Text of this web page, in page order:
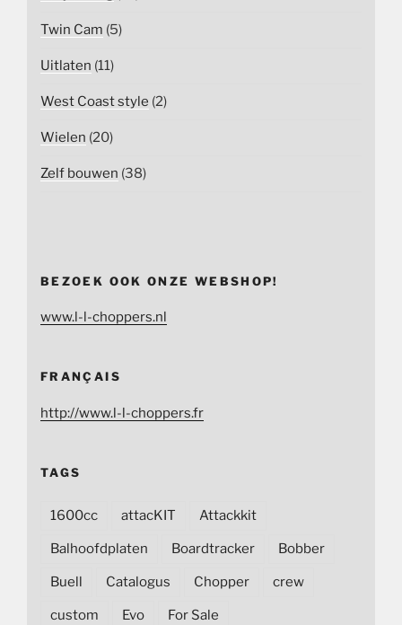
Twin Cam (5)
Uitlaten (11)
West Coast style (2)
Wielen (20)
Zelf bouwen (38)
BEZOEK OOK ONZE WEBSHOP!
www.l-l-choppers.nl
FRANÇAIS
http://www.l-l-choppers.fr
TAGS
1600cc attacKIT Attackkit
Balhoofdplaten Boardtracker Bobber
Buell Catalogus Chopper crew
custom Evo For Sale